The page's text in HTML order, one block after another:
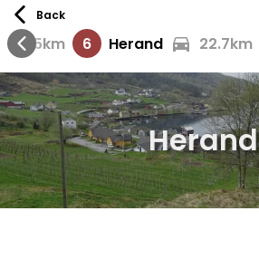
Back
13.5km 6 Herand 22.7km
Herand